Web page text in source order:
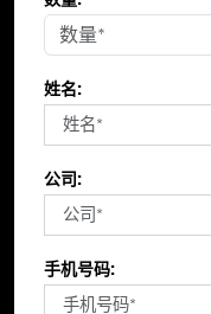
姓名:
公司:
手机号码: